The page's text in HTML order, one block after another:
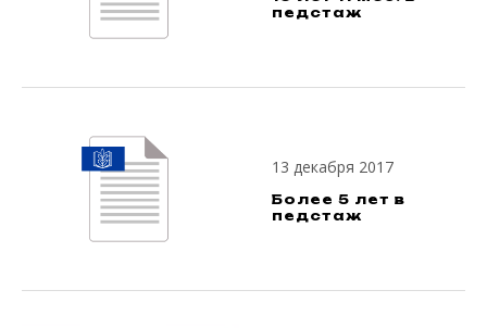
педстаж
13 декабря 2017
Более 5 лет в
педстаж